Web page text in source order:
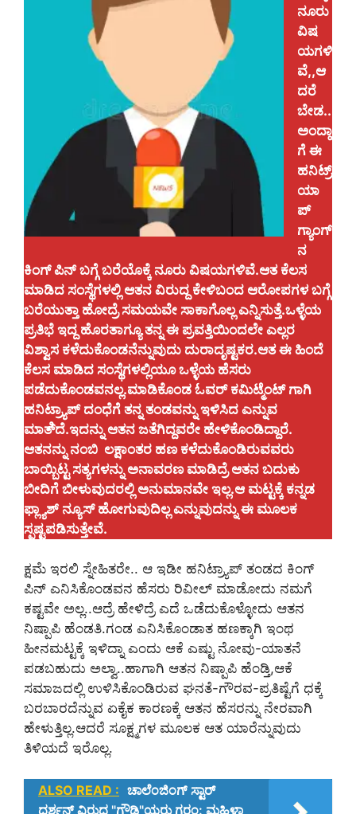
ನೂರು
ವಿಷ
ಯಗಳಿ
ವೆ,,ಆ
ದರೆ
ಬೇಡ..
ಅಂದ್ಹಾ
ಗೆ ಈ
ಹನಿಟ್ರ್
ಯಾ
ಪ್
ಗ್ಯಾಂಗ್
ನ
ಕಿಂಗ್ ಪಿನ್ ಬಗ್ಗೆ ಬರೆಯೊಕ್ಕೆ ನೂರು ವಿಷಯಗಳಿವೆ.ಆತ ಕೆಲಸ
ಮಾಡಿದ ಸಂಸ್ಥೆಗಳಲ್ಲಿ ಆತನ ವಿರುದ್ದ ಕೇಳಿಬಂದ ಆರೋಪಗಳ ಬಗ್ಗೆ
ಬರೆಯುತ್ತಾ ಹೋದ್ರೆ ಸಮಯವೇ ಸಾಕಾಗೊಲ್ಲ ಎನ್ನಿಸುತ್ತೆ.ಒಳ್ಳೆಯ
ಪ್ರತಿಭೆ ಇದ್ದ ಹೊರತಾಗ್ಯೂ ತನ್ನ ಈ ಪ್ರವತ್ತಿಯಿಂದಲೇ ಎಲ್ಲರ
ವಿಶ್ವಾಸ ಕಳೆದುಕೊಂಡನೆನ್ನುವುದು ದುರಾದೃಷ್ಟಕರ.ಆತ ಈ ಹಿಂದೆ
ಕೆಲಸ ಮಾಡಿದ ಸಂಸ್ಥೆಗಳಲ್ಲಿಯೂ ಒಳ್ಳೆಯ ಹೆಸರು
ಪಡೆದುಕೊಂಡವನಲ್ಲ.ಮಾಡಿಕೊಂಡ ಓವರ್ ಕಮಿಟ್ಮೆಂಟ್ ಗಾಗಿ
ಹನಿಟ್ರ್ಯಾಪ್ ದಂಧೆಗೆ ತನ್ನ ತಂಡವನ್ನು ಇಳಿಸಿದ ಎನ್ನುವ
ಮಾತಿ್ದೆ.ಇದನ್ನು ಆತನ ಜತೆಗಿದ್ದವರೇ ಹೇಳಿಕೊಂಡಿದ್ದಾರೆ.
ಆತನನ್ನು ನಂಬಿ ಲಕ್ಷಾಂತರ ಹಣ ಕಳೆದುಕೊಂಡಿರುವವರು
ಬಾಯ್ಬಿಟ್ಟ ಸತ್ಯಗಳನ್ನು ಅನಾವರಣ ಮಾಡಿದ್ರೆ ಆತನ ಬದುಕು
ಬೀದಿಗೆ ಬೀಳುವುದರಲ್ಲಿ ಅನುಮಾನವೇ ಇಲ್ಲ.ಆ ಮಟ್ಟಕ್ಕೆ ಕನ್ನಡ
ಫ್ಲ್ಯಾಶ್ ನ್ಯೂಸ್ ಹೋಗುವುದಿಲ್ಲ ಎನ್ನುವುದನ್ನು ಈ ಮೂಲಕ
ಸ್ಪಷ್ಟಪಡಿಸುತ್ತೇವೆ.
ಕ್ಷಮೆ ಇರಲಿ ಸ್ನೇಹಿತರೇ.. ಆ ಇಡೀ ಹನಿಟ್ರ್ಯಾಪ್ ತಂಡದ ಕಿಂಗ್
ಪಿನ್ ಎನಿಸಿಕೊಂಡವನ ಹೆಸರು ರಿವೀಲ್ ಮಾಡೋದು ನಮಗೆ
ಕಷ್ಟವೇ ಅಲ್ಲ..ಆದ್ರೆ ಹೇಳಿದ್ರೆ ಎದೆ ಒಡೆದುಕೊಳ್ಳೋದು ಆತನ
ನಿಷ್ಪಾಪಿ ಹೆಂಡತಿ.ಗಂಡ ಎನಿಸಿಕೊಂಡಾತ ಹಣಕ್ಕಾಗಿ ಇಂಥ
ಹೀನಮಟ್ಟಕ್ಕೆ ಇಳಿದ್ನಾ ಎಂದು ಆಕೆ ಎಷ್ಟು ನೋವು-ಯಾತನೆ
ಪಡಬಹುದು ಅಲ್ವಾ..ಹಾಗಾಗಿ ಆತನ ನಿಷ್ಪಾಪಿ ಹೆಂಡ್ತಿ,ಆಕೆ
ಸಮಾಜದಲ್ಲಿ ಉಳಿಸಿಕೊಂಡಿರುವ ಘನತೆ-ಗೌರವ-ಪ್ರತಿಷ್ಟೆಗೆ ಧಕ್ಕೆ
ಬರಬಾರದೆನ್ನುವ ಏಕೈಕ ಕಾರಣಕ್ಕೆ ಆತನ ಹೆಸರನ್ನು ನೇರವಾಗಿ
ಹೇಳುತ್ತಿಲ್ಲ.ಆದರೆ ಸೂಕ್ಷ್ಮಗಳ ಮೂಲಕ ಆತ ಯಾರೆನ್ನುವುದು
ತಿಳಿಯದೆ ಇರೊಲ್ಲ.
ALSO READ : ಚಾಲೆಂಜಿಂಗ್ ಸ್ಟಾರ್
ದರ್ಶನ್ ವಿರುದ್ಧ "ಗೌಡ್ತಿ"ಯರು ಗರಂ: ಮಹಿಳಾ